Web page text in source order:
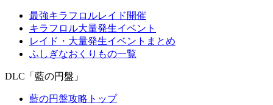
最強キラフロルレイド開催
キラフロル大量発生イベント
レイド・大量発生イベントまとめ
ふしぎなおくりもの一覧
DLC「藍の円盤」
藍の円盤攻略トップ